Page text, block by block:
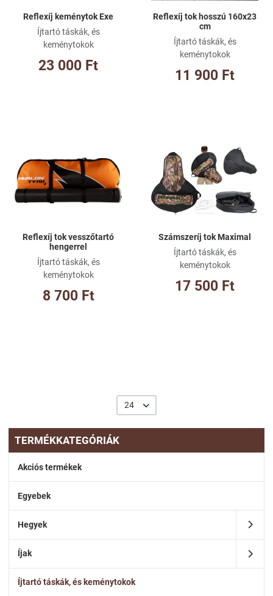
TERMÉKKATEGÓRIÁK
Akciós termékek
Egyebek
Hegyek
Íjak
Íjtartó táskák, és keménytokok
Reflexíj keménytok Exe
Íjtartó táskák, és
keménytokok
23 000 Ft
Reflexíj tok hosszú 160x23
cm
Íjtartó táskák, és
keménytokok
11 900 Ft
Kívánságlistához adom
Összehasonlításhoz adom
Gyorsnézet
Reflexíj tok vesszőtartó
hengerrel
Íjtartó táskák, és
keménytokok
8 700 Ft
Számszeríj tok Maximal
Íjtartó táskák, és
keménytokok
17 500 Ft
24